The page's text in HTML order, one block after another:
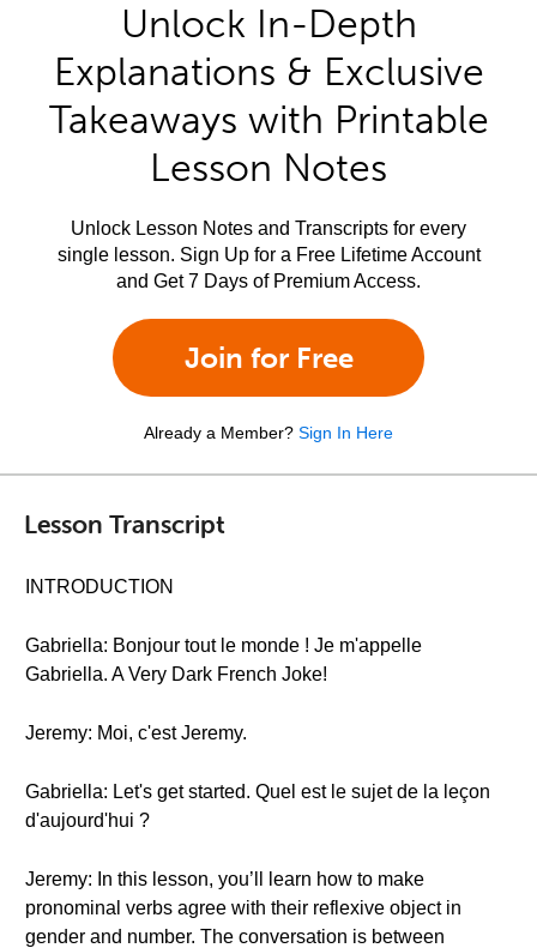
Unlock In-Depth
Explanations & Exclusive
Takeaways with Printable
Lesson Notes
Unlock Lesson Notes and Transcripts for every
single lesson. Sign Up for a Free Lifetime Account
and Get 7 Days of Premium Access.
Join for Free
Already a Member? Sign In Here
Lesson Transcript
INTRODUCTION
Gabriella: Bonjour tout le monde ! Je m'appelle
Gabriella. A Very Dark French Joke!
Jeremy: Moi, c'est Jeremy.
Gabriella: Let's get started. Quel est le sujet de la leçon
d'aujourd'hui ?
Jeremy: In this lesson, you’ll learn how to make
pronominal verbs agree with their reflexive object in
gender and number. The conversation is between